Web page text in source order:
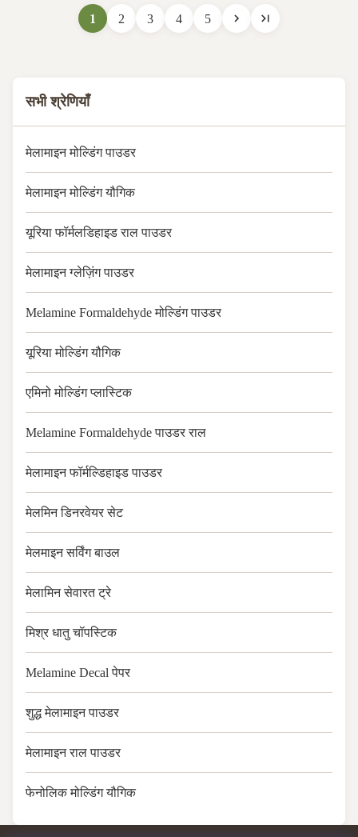
crystalline compound, and
formaldehyde. This product is
1 2 3 4 5
सभी श्रेणियाँ
मेलामाइन मोल्डिंग पाउडर
मेलामाइन मोल्डिंग यौगिक
यूरिया फॉर्मलडिहाइड राल पाउडर
मेलामाइन ग्लेज़िंग पाउडर
Melamine Formaldehyde मोल्डिंग पाउडर
यूरिया मोल्डिंग यौगिक
एमिनो मोल्डिंग प्लास्टिक
Melamine Formaldehyde पाउडर राल
मेलामाइन फॉर्मल्डिहाइड पाउडर
मेलमिन डिनरवेयर सेट
मेलमाइन सर्विंग बाउल
मेलामिन सेवारत ट्रे
मिश्र धातु चॉपस्टिक
Melamine Decal पेपर
शुद्ध मेलामाइन पाउडर
मेलामाइन राल पाउडर
फेनोलिक मोल्डिंग यौगिक